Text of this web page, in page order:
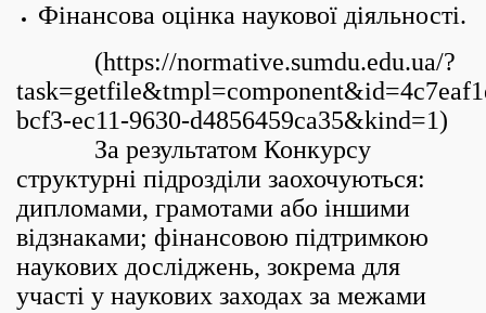
Фінансова оцінка наукової діяльності.
(https://normative.sumdu.edu.ua/?
bcf3-ec11-9630-d4856459ca35&kind=1)
За результатом Конкурсу
структурні підрозділи заохочуються:
дипломами, грамотами або іншими
відзнаками; фінансовою підтримкою
наукових досліджень, зокрема для
участі у наукових заходах за межами